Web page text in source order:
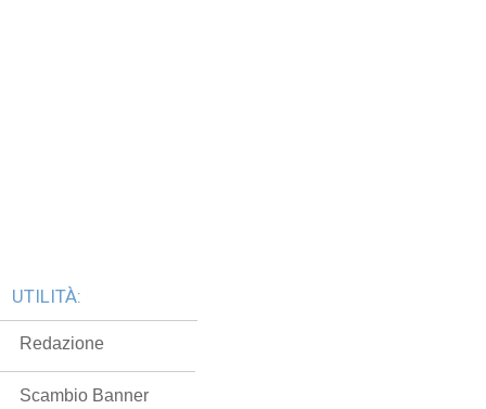
UTILITÀ:
Redazione
Scambio Banner